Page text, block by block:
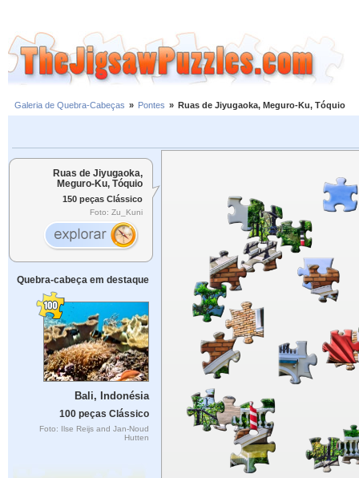
Galeria de Quebra-Cabeças » Pontes » Ruas de Jiyugaoka, Meguro-Ku, Tóquio
Ruas de Jiyugaoka,
Meguro-Ku, Tóquio
150 peças Clássico
Foto: Zu_Kuni
Quebra-cabeça em destaque
Bali, Indonésia
100 peças Clássico
Foto: Ilse Reijs and Jan-Noud
Hutten